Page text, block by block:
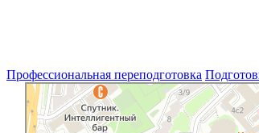
Профессиональная переподготовка
Москва
Яндекс Карты